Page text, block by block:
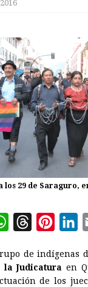
los 29 de Saraguro,
W
a
t
r
e
n
t
n
k
de indígenas
la Judicatura en
de los